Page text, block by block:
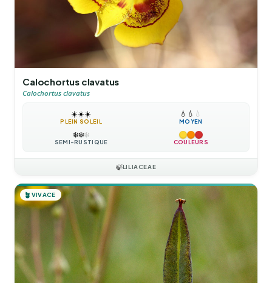
Calochortus clavatus
Calochortus clavatus
☀️☀️☀️
PLEIN SOLEIL
💧 💧 💧
MOYEN
❄️❄️❄️
SEMI-RUSTIQUE COULEURS
🍃LILIACEAE
🪴 VIVACE